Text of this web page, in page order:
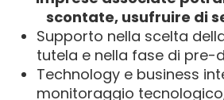
scontate, usufruire di
Supporto nella scelta
tutela e nella fase di pre-
Technology e business
monitoraggio